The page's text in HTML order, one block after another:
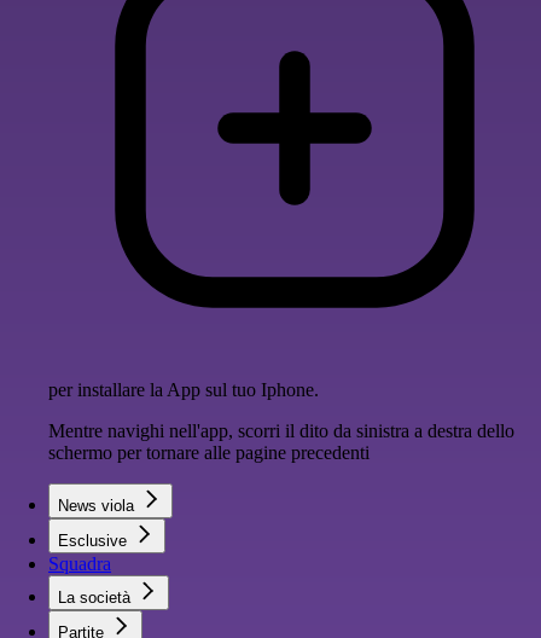
per installare la App sul tuo Iphone.
Mentre navighi nell'app, scorri il dito da sinistra a destra dello
schermo per tornare alle pagine precedenti
News viola
Esclusive
Squadra
La società
Partite